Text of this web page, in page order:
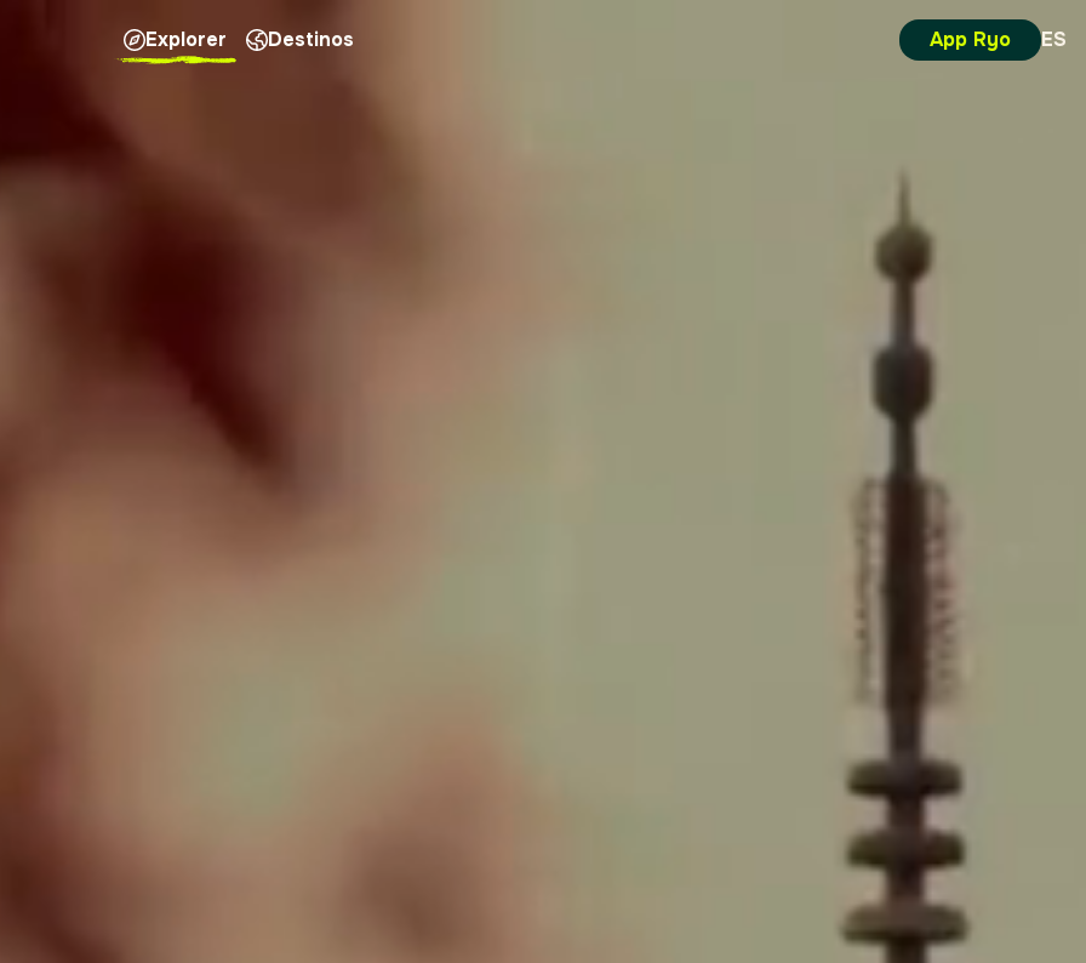
Explorer Destinos App Ryo ES